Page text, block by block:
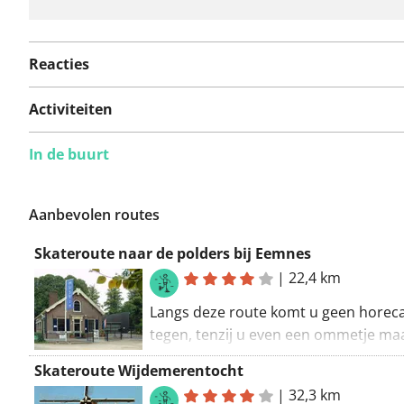
Reacties
Activiteiten
In de buurt
Aanbevolen routes
Skateroute naar de polders bij Eemnes
|22,4 km
Langs deze route komt u geen
tegen, tenzij u even een ommetje
langs de jachthaven bij Eemnes.
onderweg dus zelf voldoende eten en
Skateroute Wijdemerentocht
|32,3 km